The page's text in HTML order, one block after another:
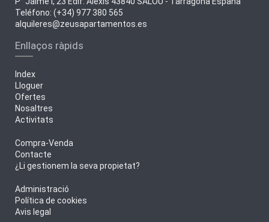
Teléfono: (+34) 977 380 565
alquileres@zeusapartamentos.es
Enllaços ràpids
Index
Lloguer
Ofertes
Nosaltres
Activitats
Compra-Venda
Contacte
¿Li gestionem la seva propietat?
Administració
Política de cookies
Avis legal